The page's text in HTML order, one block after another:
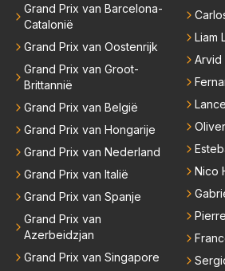
Grand Prix van Barcelona-
Catalonië
Grand Prix van Oostenrijk
Grand Prix van Groot-
Brittannië
Grand Prix van België
Grand Prix van Hongarije
Grand Prix van Nederland
Grand Prix van Italië
Grand Prix van Spanje
Grand Prix van
Azerbeidzjan
Grand Prix van Singapore
Liam
Arvid
Nico